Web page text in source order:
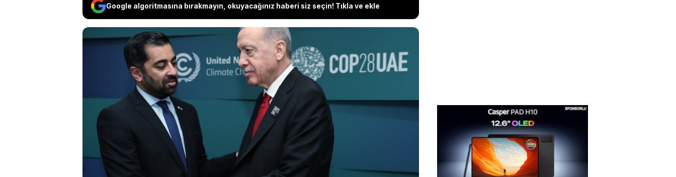
Google algoritmasına bırakmayın, okuyacağınız haberi siz seçin! Tıkla ve ekle
Geçen hafta İskoçya Başbakanı Hamza Yusuf'un,
Cumhurbaşkanı Erdoğan ile görüşmesine tepkiler
giderek artıyor.